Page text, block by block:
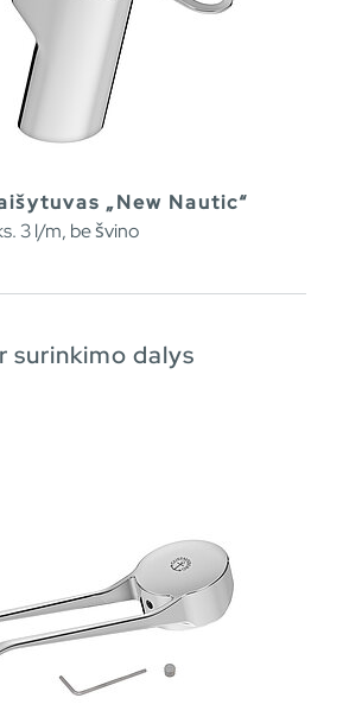
„New Nautic“
3 l/m, be švino
surinkimo dalys